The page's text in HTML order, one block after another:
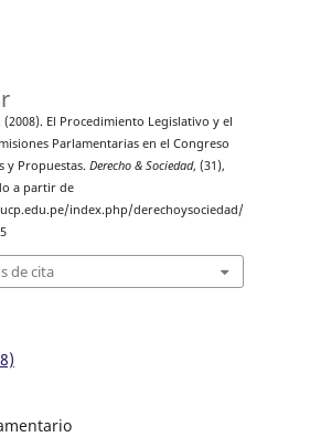
El Procedimiento Legislativo y el
Parlamentarias en el Congreso
y Propuestas. Derecho & Sociedad, (31),
a partir de
index.php/derechoysociedad/
de cita